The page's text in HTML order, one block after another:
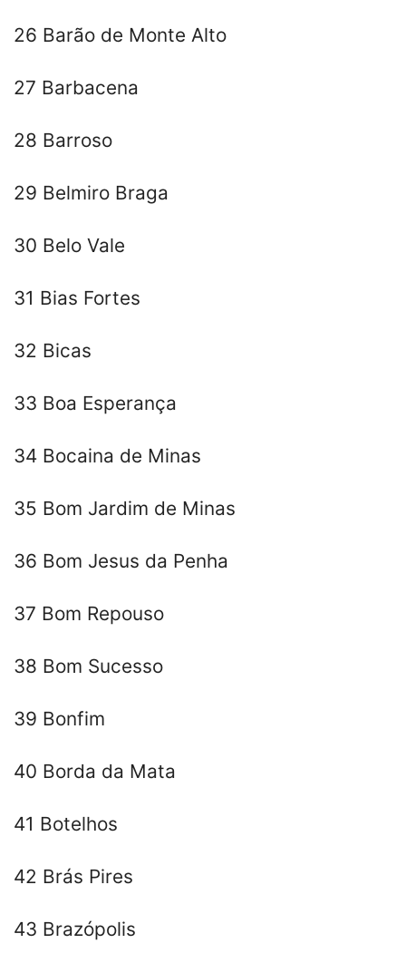
26 Barão de Monte Alto
27 Barbacena
28 Barroso
29 Belmiro Braga
30 Belo Vale
31 Bias Fortes
32 Bicas
33 Boa Esperança
34 Bocaina de Minas
35 Bom Jardim de Minas
36 Bom Jesus da Penha
37 Bom Repouso
38 Bom Sucesso
39 Bonfim
40 Borda da Mata
41 Botelhos
42 Brás Pires
43 Brazópolis